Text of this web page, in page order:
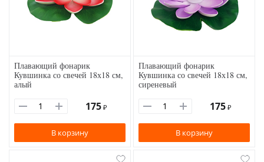
Плавающий фонарик
Кувшинка со свечей 18х18 см,
алый
175 ₽
В корзину
Плавающий фонарик
Кувшинка со свечей 18х18 см,
сиреневый
175 ₽
В корзину